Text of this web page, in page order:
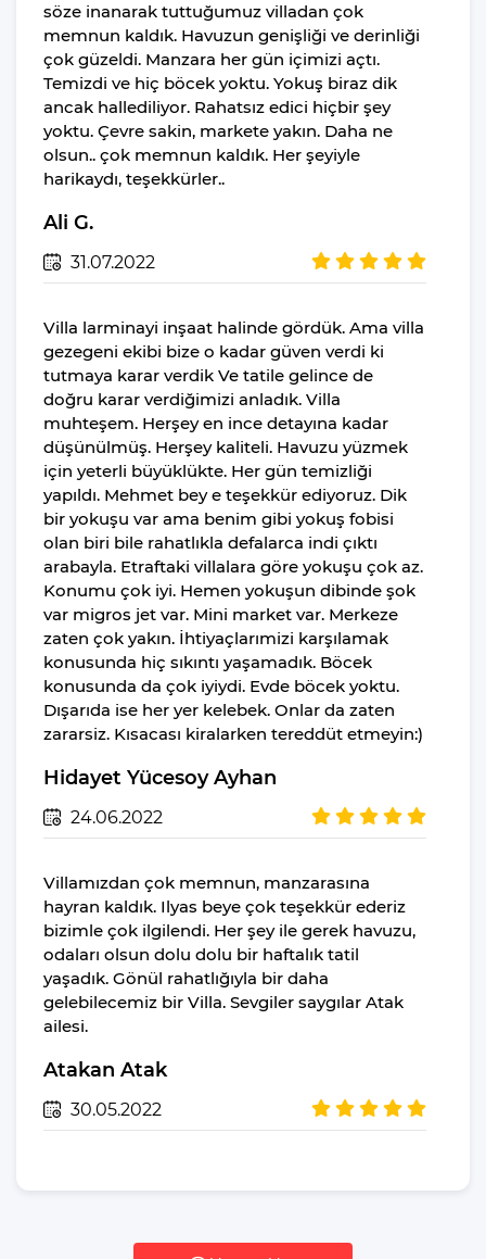
söze inanarak tuttuğumuz villadan çok
memnun kaldık. Havuzun genişliği ve derinliği
çok güzeldi. Manzara her gün içimizi açtı.
Temizdi ve hiç böcek yoktu. Yokuş biraz dik
ancak hallediliyor. Rahatsız edici hiçbir şey
yoktu. Çevre sakin, markete yakın. Daha ne
olsun.. çok memnun kaldık. Her şeyiyle
harikaydı, teşekkürler..
Ali G.
31.07.2022
Villa larminayi inşaat halinde gördük. Ama villa
gezegeni ekibi bize o kadar güven verdi ki
tutmaya karar verdik Ve tatile gelince de
doğru karar verdiğimizi anladık. Villa
muhteşem. Herşey en ince detayına kadar
düşünülmüş. Herşey kaliteli. Havuzu yüzmek
için yeterli büyüklükte. Her gün temizliği
yapıldı. Mehmet bey e teşekkür ediyoruz. Dik
bir yokuşu var ama benim gibi yokuş fobisi
olan biri bile rahatlıkla defalarca indi çıktı
arabayla. Etraftaki villalara göre yokuşu çok az.
Konumu çok iyi. Hemen yokuşun dibinde şok
var migros jet var. Mini market var. Merkeze
zaten çok yakın. İhtiyaçlarımizi karşılamak
konusunda hiç sıkıntı yaşamadık. Böcek
konusunda da çok iyiydi. Evde böcek yoktu.
Dışarıda ise her yer kelebek. Onlar da zaten
zararsiz. Kısacası kiralarken tereddüt etmeyin:)
Hidayet Yücesoy Ayhan
24.06.2022
Villamızdan çok memnun, manzarasına
hayran kaldık. Ilyas beye çok teşekkür ederiz
bizimle çok ilgilendi. Her şey ile gerek havuzu,
odaları olsun dolu dolu bir haftalık tatil
yaşadık. Gönül rahatlığıyla bir daha
gelebilecemiz bir Villa. Sevgiler saygılar Atak
ailesi.
Atakan Atak
30.05.2022